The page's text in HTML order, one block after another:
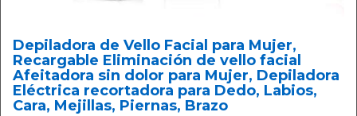
Depiladora de Vello Facial para Mujer,
Recargable Eliminación de vello facial
Afeitadora sin dolor para Mujer, Depiladora
Eléctrica recortadora para Dedo, Labios,
Cara, Mejillas, Piernas, Brazo